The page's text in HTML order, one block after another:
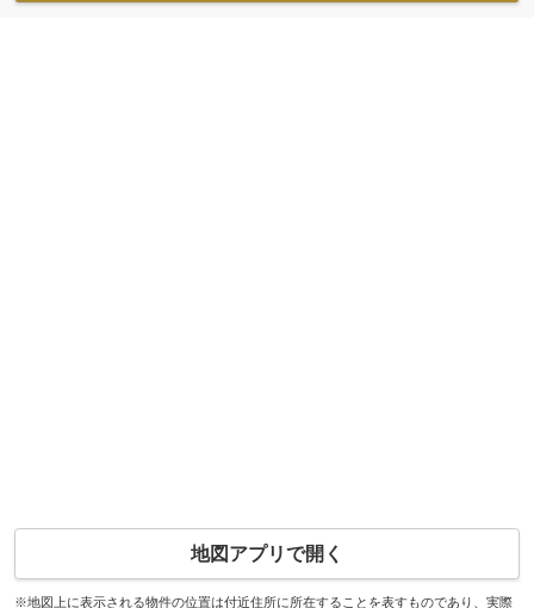
地図アプリで開く
※地図上に表示される物件の位置は付近住所に所在することを表すものであり、実際